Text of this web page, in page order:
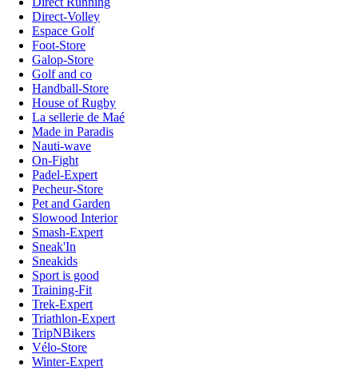
Direct-Volley
Espace Golf
Foot-Store
Galop-Store
Golf and co
Handball-Store
House of Rugby
La sellerie de Maé
Made in Paradis
Nauti-wave
On-Fight
Padel-Expert
Pecheur-Store
Pet and Garden
Slowood Interior
Smash-Expert
Sneak'In
Sneakids
Sport is good
Training-Fit
Trek-Expert
Triathlon-Expert
TripNBikers
Vélo-Store
Winter-Expert